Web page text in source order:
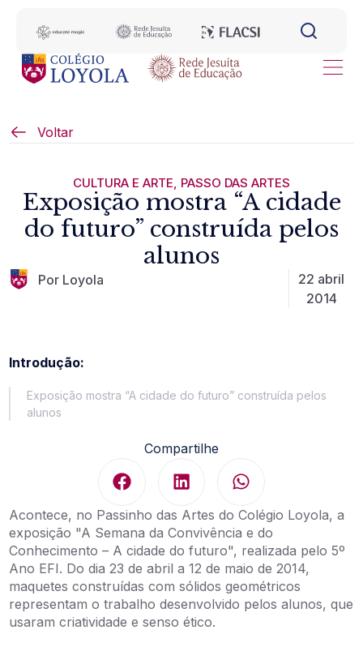
Voltar
CULTURA E ARTE, PASSO DAS ARTES
Exposição mostra “A cidade
do futuro” construída pelos
alunos
Por Loyola
22 abril
2014
Introdução:
Exposição mostra “A cidade do futuro” construída pelos
alunos
Compartilhe
Acontece, no Passinho das Artes do Colégio Loyola, a
exposição "A Semana da Convivência e do
Conhecimento – A cidade do futuro", realizada pelo 5º
Ano EFI. Do dia 23 de abril a 12 de maio de 2014,
maquetes construídas com sólidos geométricos
representam o trabalho desenvolvido pelos alunos, que
usaram criatividade e senso ético.